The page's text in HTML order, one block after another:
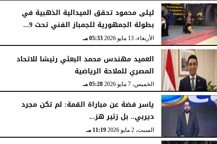
الأحد، 17 مايو 2026 10:47 مـ
ليلى محمود تحقق الميدالية الذهبية في
بطولة الجمهورية للجمباز الفني تحت 9...
الأربعاء، 13 مايو 2026 05:33 مـ
العميد مهندس محمد البعثي رئيسًا للاتحاد
المصري للملاحة الرياضية
الخميس، 7 مايو 2026 05:28 مـ
ياسر فضة عن مباراة القمة: لم تكن مجرد
ديربي.. بل زئير هز...
السبت، 2 مايو 2026 11:19 مـ